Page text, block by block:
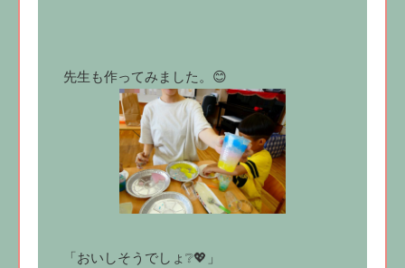
先生も作ってみました。😊
「おいしそうでしょ❔💖」